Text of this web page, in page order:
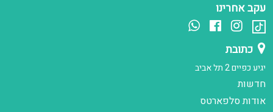
עקב אחרינו
כתובת
יגיע כפיים 2 תל אביב
חדשות
אודות סלפארטס